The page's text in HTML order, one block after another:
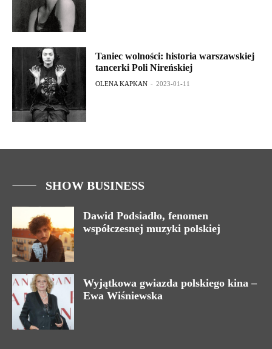
Taniec wolności: historia warszawskiej
tancerki Poli Nireńskiej
OLENA KAPKAN - 2023-01-11
SHOW BUSINESS
Dawid Podsiadło, fenomen
współczesnej muzyki polskiej
Wyjątkowa gwiazda polskiego kina –
Ewa Wiśniewska